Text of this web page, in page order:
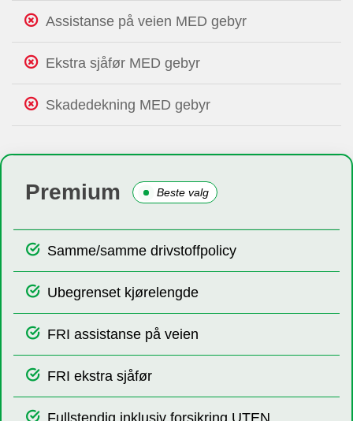
Assistanse på veien MED gebyr
Ekstra sjåfør MED gebyr
Skadedekning MED gebyr
Premium Beste valg
Samme/samme drivstoffpolicy
Ubegrenset kjørelengde
FRI assistanse på veien
FRI ekstra sjåfør